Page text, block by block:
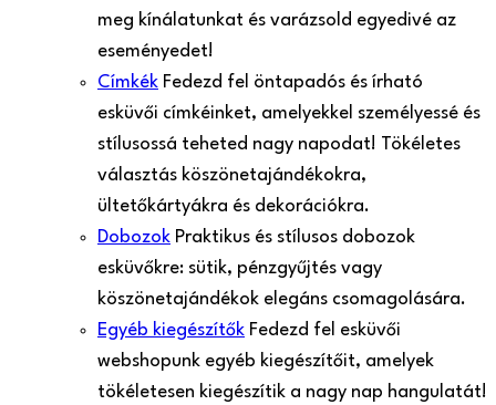
meg kínálatunkat és varázsold egyedivé az
eseményedet!
Címkék Fedezd fel öntapadós és írható
esküvői címkéinket, amelyekkel személyessé és
stílusossá teheted nagy napodat! Tökéletes
választás köszönetajándékokra,
ültetőkártyákra és dekorációkra.
Dobozok Praktikus és stílusos dobozok
esküvőkre: sütik, pénzgyűjtés vagy
köszönetajándékok elegáns csomagolására.
Egyéb kiegészítők Fedezd fel esküvői
webshopunk egyéb kiegészítőit, amelyek
tökéletesen kiegészítik a nagy nap hangulatát!